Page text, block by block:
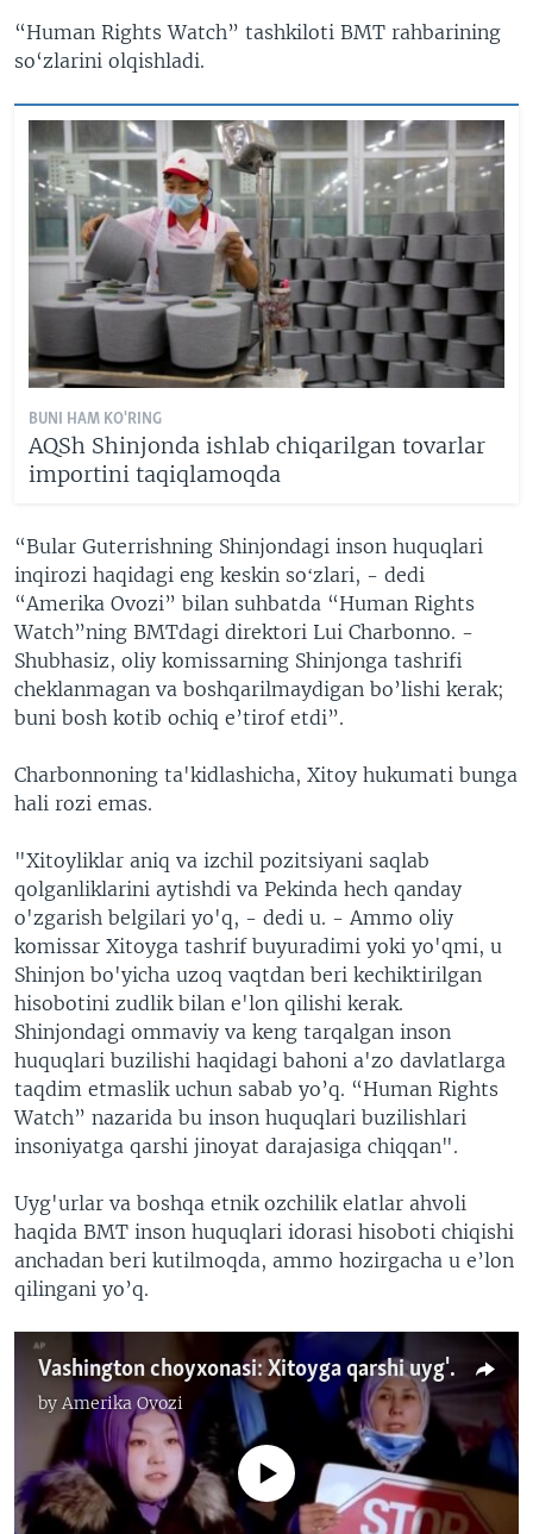
“Human Rights Watch” tashkiloti BMT rahbarining
so‘zlarini olqishladi.
BUNI HAM KO'RING
AQSh Shinjonda ishlab chiqarilgan tovarlar
importini taqiqlamoqda
“Bular Guterrishning Shinjondagi inson huquqlari
inqirozi haqidagi eng keskin soʻzlari, - dedi
“Amerika Ovozi” bilan suhbatda “Human Rights
Watch”ning BMTdagi direktori Lui Charbonno. -
Shubhasiz, oliy komissarning Shinjonga tashrifi
cheklanmagan va boshqarilmaydigan bo’lishi kerak;
buni bosh kotib ochiq e’tirof etdi”.
Charbonnoning ta'kidlashicha, Xitoy hukumati bunga
hali rozi emas.
"Xitoyliklar aniq va izchil pozitsiyani saqlab
qolganliklarini aytishdi va Pekinda hech qanday
o'zgarish belgilari yo'q, - dedi u. - Ammo oliy
komissar Xitoyga tashrif buyuradimi yoki yo'qmi, u
Shinjon bo'yicha uzoq vaqtdan beri kechiktirilgan
hisobotini zudlik bilan e'lon qilishi kerak.
Shinjondagi ommaviy va keng tarqalgan inson
huquqlari buzilishi haqidagi bahoni a'zo davlatlarga
taqdim etmaslik uchun sabab yo’q. “Human Rights
Watch” nazarida bu inson huquqlari buzilishlari
insoniyatga qarshi jinoyat darajasiga chiqqan".
Uyg'urlar va boshqa etnik ozchilik elatlar ahvoli
haqida BMT inson huquqlari idorasi hisoboti chiqishi
anchadan beri kutilmoqda, ammo hozirgacha u e’lon
qilingani yo’q.
Vashington choyxonasi: Xitoyga qarshi uyg'urlar kurashidagi muvaffaqiyatlar
by Amerika Ovozi
No media source currently available